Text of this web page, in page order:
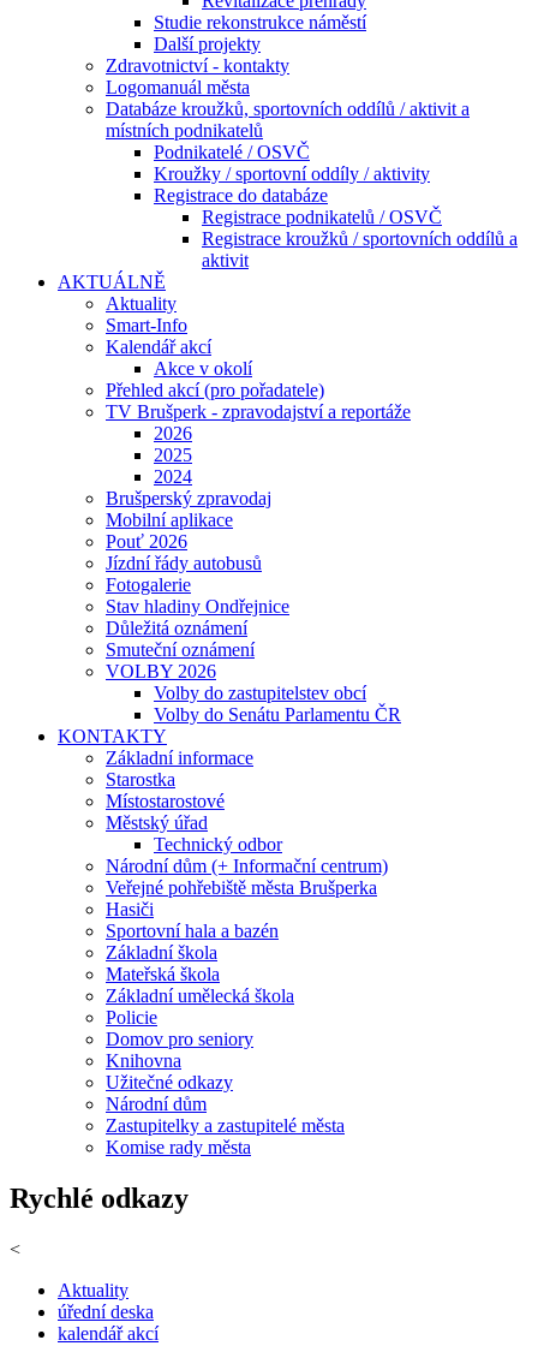
Studie rekonstrukce náměstí
Další projekty
Zdravotnictví - kontakty
Logomanuál města
Databáze kroužků, sportovních oddílů / aktivit a
místních podnikatelů
Podnikatelé / OSVČ
Kroužky / sportovní oddíly / aktivity
Registrace do databáze
Registrace podnikatelů / OSVČ
Registrace kroužků / sportovních oddílů a
aktivit
AKTUÁLNĚ
Aktuality
Smart-Info
Kalendář akcí
Akce v okolí
Přehled akcí (pro pořadatele)
TV Brušperk - zpravodajství a reportáže
2026
2025
2024
Brušperský zpravodaj
Mobilní aplikace
Pouť 2026
Jízdní řády autobusů
Fotogalerie
Stav hladiny Ondřejnice
Důležitá oznámení
Smuteční oznámení
VOLBY 2026
Volby do zastupitelstev obcí
Volby do Senátu Parlamentu ČR
KONTAKTY
Základní informace
Starostka
Místostarostové
Městský úřad
Technický odbor
Národní dům (+ Informační centrum)
Veřejné pohřebiště města Brušperka
Hasiči
Sportovní hala a bazén
Základní škola
Mateřská škola
Základní umělecká škola
Policie
Domov pro seniory
Knihovna
Užitečné odkazy
Národní dům
Zastupitelky a zastupitelé města
Komise rady města
Rychlé odkazy
<
Aktuality
úřední deska
kalendář akcí